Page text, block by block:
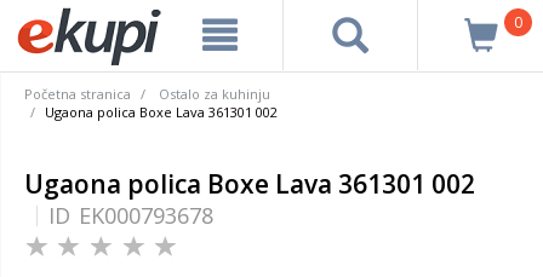
0
Početna stranica
Ostalo za kuhinju
Ugaona polica Boxe Lava 361301 002
Ugaona polica Boxe Lava 361301 002
ID EK000793678